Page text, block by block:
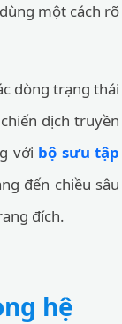
một cách rõ
dòng trạng thái
dịch truyền
với bộ sưu tập
đến chiều sâu
đích.
hệ